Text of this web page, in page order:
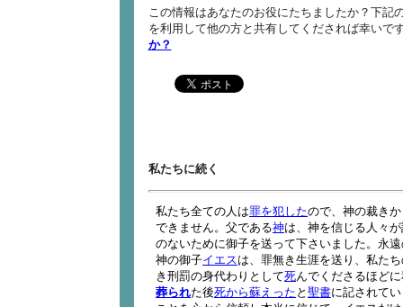
この情報はあなたのお役にたちましたか？下記
を利用して他の方と共有してくだされば幸いで
か？
私たちに続く